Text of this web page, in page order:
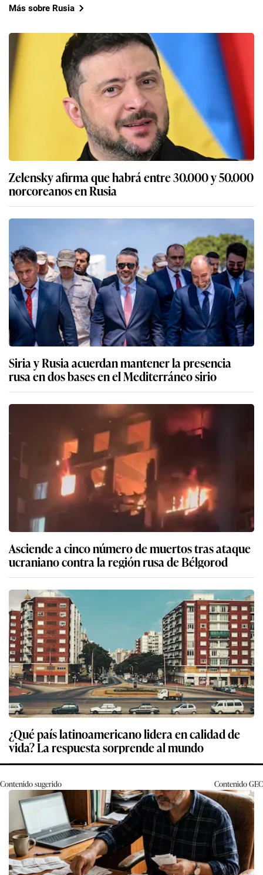
Más sobre Rusia
Zelensky afirma que habrá entre 30.000 y 50.000
norcoreanos en Rusia
Siria y Rusia acuerdan mantener la presencia
rusa en dos bases en el Mediterráneo sirio
Asciende a cinco número de muertos tras ataque
ucraniano contra la región rusa de Bélgorod
¿Qué país latinoamericano lidera en calidad de
vida? La respuesta sorprende al mundo
Contenido sugerido ContenidoGEC